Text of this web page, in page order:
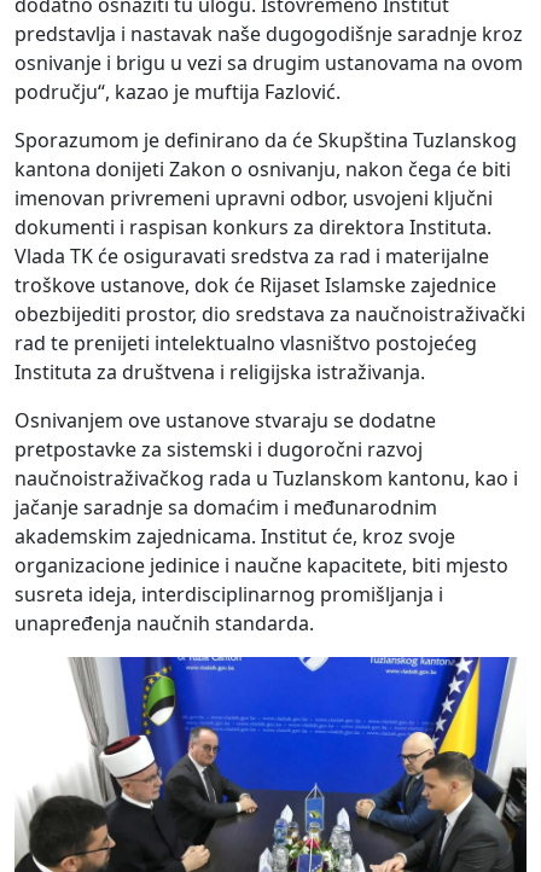
predstavlja i nastavak naše dugogodišnje saradnje kroz
osnivanje i brigu u vezi sa drugim ustanovama na ovom
području“, kazao je muftija Fazlović.
Sporazumom je definirano da će Skupština Tuzlanskog
kantona donijeti Zakon o osnivanju, nakon čega će biti
imenovan privremeni upravni odbor, usvojeni ključni
dokumenti i raspisan konkurs za direktora Instituta.
Vlada TK će osiguravati sredstva za rad i materijalne
troškove ustanove, dok će Rijaset Islamske zajednice
obezbijediti prostor, dio sredstava za naučnoistraživački
rad te prenijeti intelektualno vlasništvo postojećeg
Instituta za društvena i religijska istraživanja.
Osnivanjem ove ustanove stvaraju se dodatne
pretpostavke za sistemski i dugoročni razvoj
naučnoistraživačkog rada u Tuzlanskom kantonu, kao i
jačanje saradnje sa domaćim i međunarodnim
akademskim zajednicama. Institut će, kroz svoje
organizacione jedinice i naučne kapacitete, biti mjesto
susreta ideja, interdisciplinarnog promišljanja i
unapređenja naučnih standarda.